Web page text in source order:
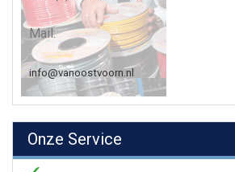
Mail:
info@vanoostvoorn.nl
Onze Service